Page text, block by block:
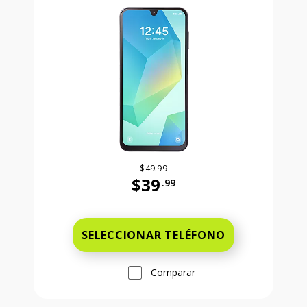
$49.99
$39 .99
SELECCIONAR TELÉFONO
Comparar